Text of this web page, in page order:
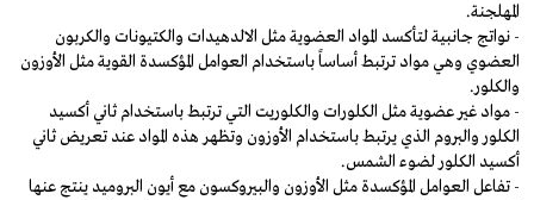
المهلجنة.
- نواتج جانبية لتأكسد المواد العضوية مثل الالدهيدات والكتيونات والكربون
العضوي وهي مواد ترتبط أساساً باستخدام العوامل المؤكسدة القوية مثل الأوزون
والكلور.
- مواد غير عضوية مثل الكلورات والكلوريت التي ترتبط باستخدام ثاني أكسيد
الكلور والبروم الذي يرتبط باستخدام الأوزون وتظهر هذه المواد عند تعريض ثاني
أكسيد الكلور لضوء الشمس.
- تفاعل العوامل المؤكسدة مثل الأوزون والبيروكسون مع أيون البروميد ينتج عنها